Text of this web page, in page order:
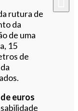
rutura de
da
de uma
15
de
euros